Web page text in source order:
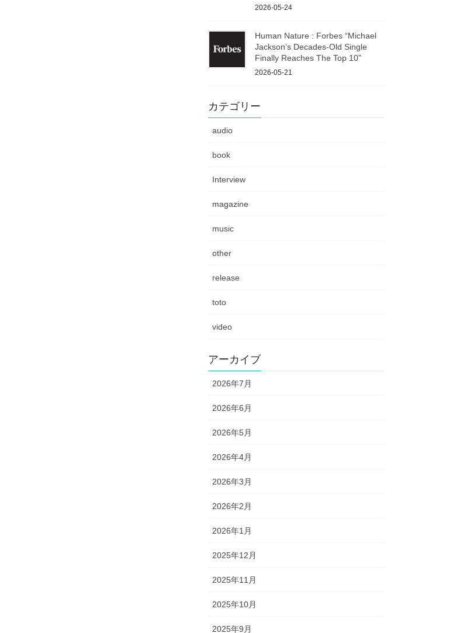
2026-05-24
Human Nature : Forbes “Michael
Jackson’s Decades-Old Single
Finally Reaches The Top 10”
2026-05-21
カテゴリー
audio
book
Interview
magazine
music
other
release
toto
video
アーカイブ
2026年7月
2026年6月
2026年5月
2026年4月
2026年3月
2026年2月
2026年1月
2025年12月
2025年11月
2025年10月
2025年9月